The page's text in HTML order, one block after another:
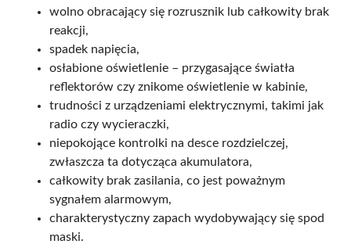
wolno obracający się rozrusznik lub całkowity brak
reakcji,
spadek napięcia,
osłabione oświetlenie – przygasające światła
reflektorów czy znikome oświetlenie w kabinie,
trudności z urządzeniami elektrycznymi, takimi jak
radio czy wycieraczki,
niepokojące kontrolki na desce rozdzielczej,
zwłaszcza ta dotycząca akumulatora,
całkowity brak zasilania, co jest poważnym
sygnałem alarmowym,
charakterystyczny zapach wydobywający się spod
maski.